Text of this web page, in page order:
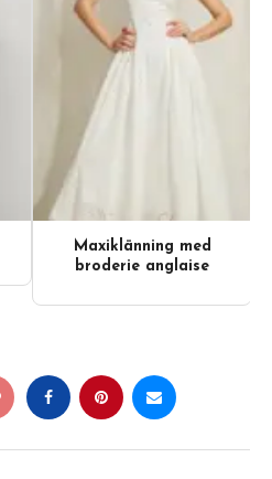
Maxiklänning med
broderie anglaise